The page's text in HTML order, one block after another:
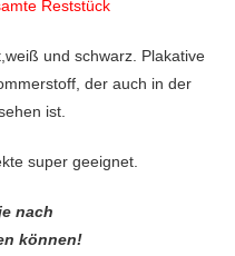
Reststück
und schwarz. Plakative
der auch in der
ist.
super geeignet.
nach
können!